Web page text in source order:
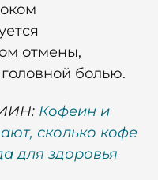
отмены,
болью.
Кофеин и
сколько кофе
для здоровья